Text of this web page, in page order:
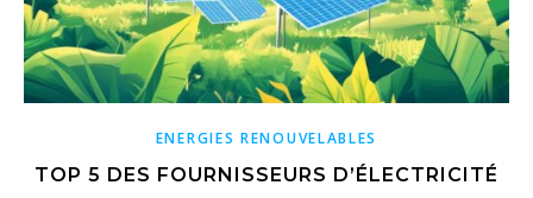
ENERGIES RENOUVELABLES
TOP 5 DES FOURNISSEURS D’ÉLECTRICITÉ